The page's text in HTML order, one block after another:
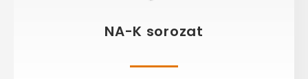
NA-K sorozat